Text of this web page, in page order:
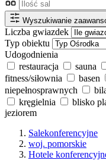
Wyszukiwanie
Liczba gwiazdek
Typ obiektu
Udogodnienia
restauracja
sauna
fitness/siłownia
basen
niepełnosprawnych
kręgielnia
blisko
jeziorem
Salekonferencyjne
woj. pomorskie
Hotele